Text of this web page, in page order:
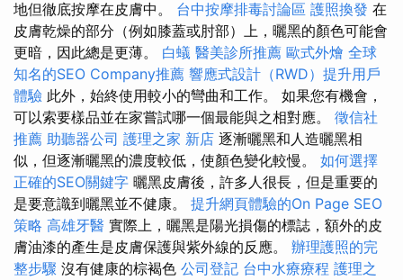
地但徹底按摩在皮膚中。 台中按摩排毒討論區 護照換發 在
皮膚乾燥的部分（例如膝蓋或肘部）上，曬黑的顏色可能會
更暗，因此總是更薄。 白蟻 醫美診所推薦 歐式外燴 全球
知名的SEO Company推薦 響應式設計（RWD）提升用戶
體驗 此外，始終使用較小的彎曲和工作。 如果您有機會，
可以索要樣品並在家嘗試哪一個最能與之相對應。 徵信社
推薦 助聽器公司 護理之家 新店 逐漸曬黑和人造曬黑相
似，但逐漸曬黑的濃度較低，使顏色變化較慢。 如何選擇
正確的SEO關鍵字 曬黑皮膚後，許多人很長，但是重要的
是要意識到曬黑並不健康。 提升網頁體驗的On Page SEO
策略 高雄牙醫 實際上，曬黑是陽光損傷的標誌，額外的皮
膚油漆的產生是皮膚保護與紫外線的反應。 辦理護照的完
整步驟 沒有健康的棕褐色 公司登記 台中水療療程 護理之